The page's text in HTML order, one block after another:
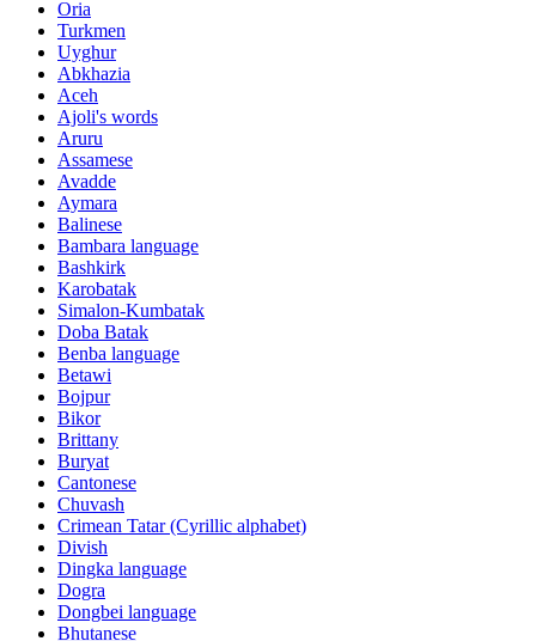
Oria
Turkmen
Uyghur
Abkhazia
Aceh
Ajoli's words
Aruru
Assamese
Avadde
Aymara
Balinese
Bambara language
Bashkirk
Karobatak
Simalon-Kumbatak
Doba Batak
Benba language
Betawi
Bojpur
Bikor
Brittany
Buryat
Cantonese
Chuvash
Crimean Tatar (Cyrillic alphabet)
Divish
Dingka language
Dogra
Dongbei language
Bhutanese